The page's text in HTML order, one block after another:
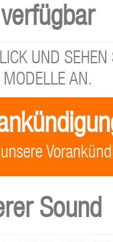
UND SEHEN
AN.
Sound